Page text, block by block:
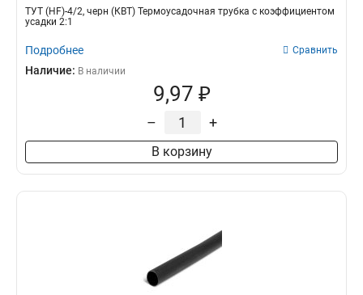
ТУТ (HF)-4/2, черн (КВТ) Термоусадочная трубка с коэффициентом
усадки 2:1
Подробнее Сравнить
Наличие: В наличии
9,97 ₽
– +
В корзину